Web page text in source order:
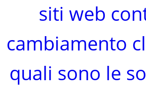
siti web
cambiamento
quali sono le